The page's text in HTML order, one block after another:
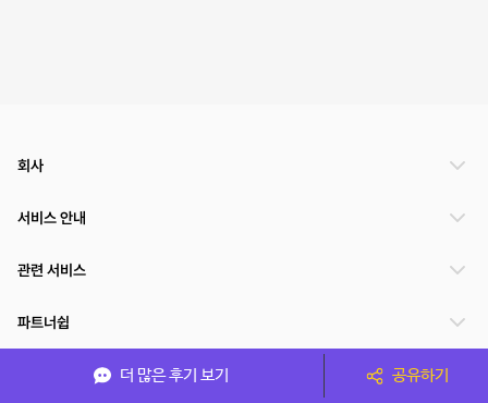
더 많은 후기 보기 공유하기
회사
서비스 안내
관련 서비스
파트너쉽
서비스 제공 국가